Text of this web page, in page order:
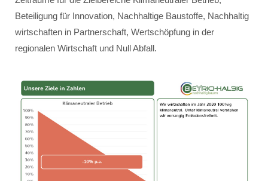
Beteiligung für Innovation, Nachhaltige Baustoffe, Nachhaltig
wirtschaften in Partnerschaft, Wertschöpfung in der
regionalen Wirtschaft und Null Abfall.